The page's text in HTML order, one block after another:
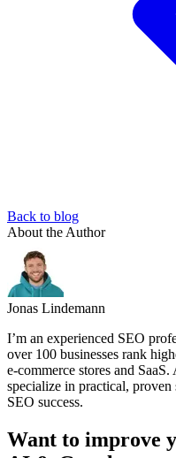
Back to blog
About the Author
Jonas Lindemann
I’m an experienced SEO
over 100 businesses rank
e-commerce stores and
specialize in practical,
SEO success.
Want to improve